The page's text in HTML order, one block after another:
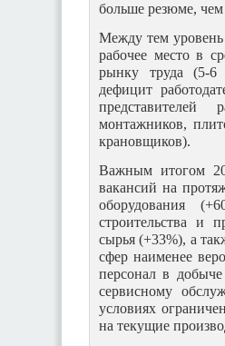
больше резюме, чем
Между тем
рабочее место в
рынку труда (5-6
дефицит
представителей
монтажников,
крановщиков).
Важным итогом
вакансий на
оборудования
строительства и
сырья (+33%), а
сфер наименее
персонал в
сервисному
условиях
на текущие